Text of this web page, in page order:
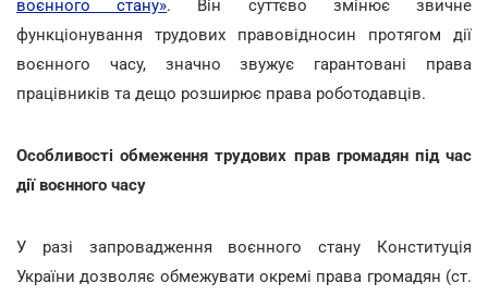
воєнного стану». Він суттєво змінює звичне
функціонування трудових правовідносин протягом дії
воєнного часу, значно звужує гарантовані права
працівників та дещо розширює права роботодавців.
Особливості обмеження трудових прав громадян під час
дії воєнного часу
У разі запровадження воєнного стану Конституція
України дозволяє обмежувати окремі права громадян (ст.